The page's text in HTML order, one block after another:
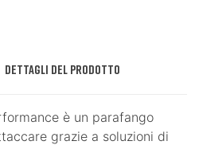
Dettagli del prodotto
è un parafango
grazie a soluzioni di